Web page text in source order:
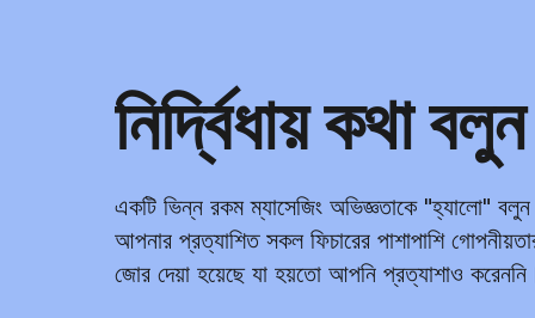
নির্দ্বিধায় কথা বলুন
একটি ভিন্ন রকম ম্যাসেজিং অভিজ্ঞতাকে "হ্যালো"
আপনার প্রত্যাশিত সকল ফিচারের পাশাপাশি
জোর দেয়া হয়েছে যা হয়তো আপনি প্রত্যাশাও